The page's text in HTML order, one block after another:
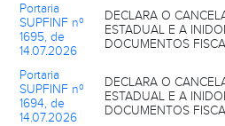
Portaria
SUPFINF nº
1695, de
14.07.2026
DECLARA O
ESTADUAL E A
DOCUMENTOS
Portaria
SUPFINF nº
1694, de
14.07.2026
DECLARA O
ESTADUAL E A
DOCUMENTOS